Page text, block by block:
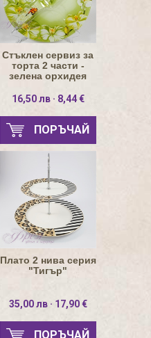
Стъклен сервиз за
торта 2 части -
зелена орхидея
16,50 лв · 8,44 €
ПОРЪЧАЙ
Плато 2 нива серия
"Тигър"
35,00 лв · 17,90 €
ПОРЪЧАЙ